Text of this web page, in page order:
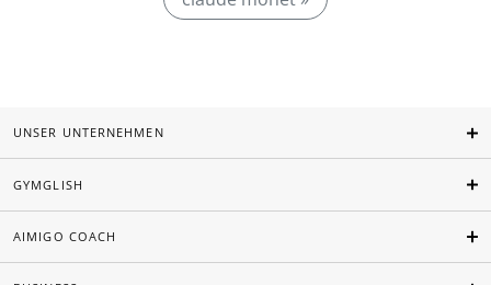
UNSER UNTERNEHMEN
GYMGLISH
AIMIGO COACH